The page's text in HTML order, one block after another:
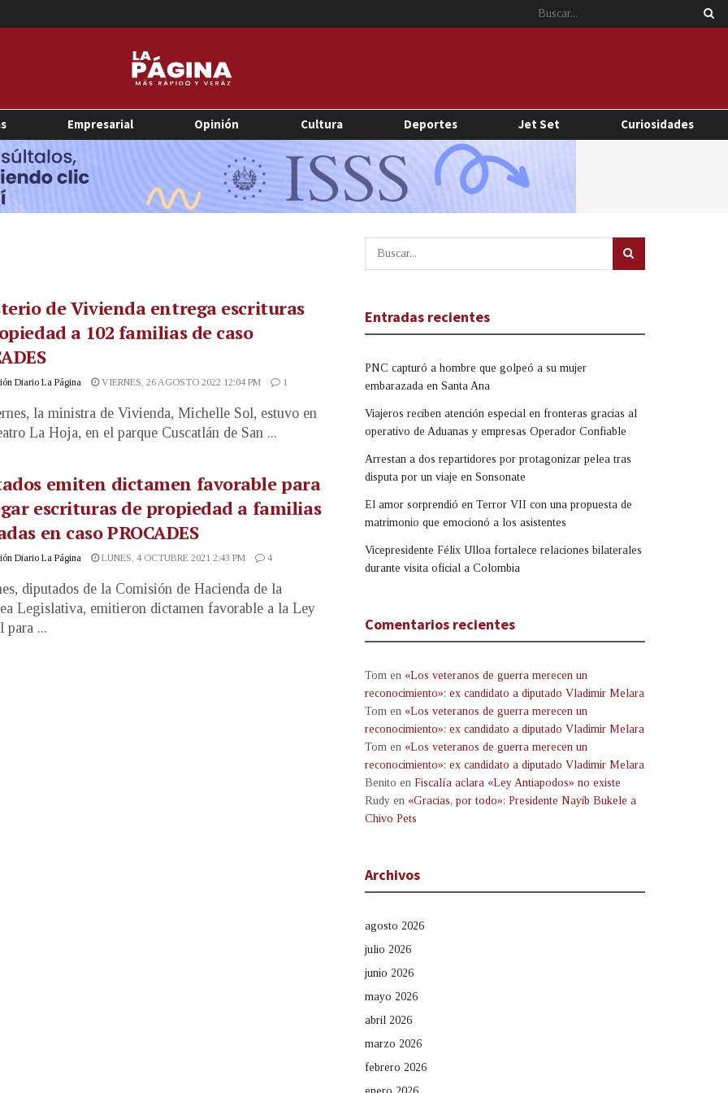
Empresarial Opinión Cultura Deportes Jet Set Curiosidades
de Vivienda entrega escrituras
a 102 familias de caso
Diario La Página VIERNES, 26 AGOSTO 2022 12:04 PM 1
la ministra de Vivienda, Michelle Sol, estuvo en
La Hoja, en el parque Cuscatlán de San ...
emiten dictamen favorable para
escrituras de propiedad a familias
en caso PROCADES
Diario La Página LUNES, 4 OCTUBRE 2021 2:43 PM 4
diputados de la Comisión de Hacienda de la
Legislativa, emitieron dictamen favorable a la Ley
para ...
Entradas recientes
PNC capturó a hombre que golpeó a su mujer
embarazada en Santa Ana
Viajeros reciben atención especial en fronteras gracias al
operativo de Aduanas y empresas Operador Confiable
Arrestan a dos repartidores por protagonizar pelea tras
disputa por un viaje en Sonsonate
El amor sorprendió en Terror VII con una propuesta de
matrimonio que emocionó a los asistentes
Vicepresidente Félix Ulloa fortalece relaciones bilaterales
durante visita oficial a Colombia
Comentarios recientes
Tom en «Los veteranos de guerra merecen un
reconocimiento»: ex candidato a diputado Vladimir Melara
Tom en «Los veteranos de guerra merecen un
reconocimiento»: ex candidato a diputado Vladimir Melara
Tom en «Los veteranos de guerra merecen un
reconocimiento»: ex candidato a diputado Vladimir Melara
Benito en Fiscalía aclara «Ley Antiapodos» no existe
Rudy en «Gracias, por todo»: Presidente Nayib Bukele a
Chivo Pets
Archivos
agosto 2026
julio 2026
junio 2026
mayo 2026
abril 2026
marzo 2026
febrero 2026